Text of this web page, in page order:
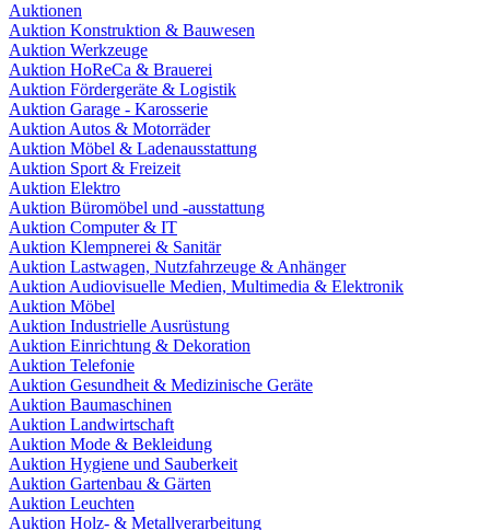
Auktionen
Auktion Konstruktion & Bauwesen
Auktion Werkzeuge
Auktion HoReCa & Brauerei
Auktion Fördergeräte & Logistik
Auktion Garage - Karosserie
Auktion Autos & Motorräder
Auktion Möbel & Ladenausstattung
Auktion Sport & Freizeit
Auktion Elektro
Auktion Büromöbel und -ausstattung
Auktion Computer & IT
Auktion Klempnerei & Sanitär
Auktion Lastwagen, Nutzfahrzeuge & Anhänger
Auktion Audiovisuelle Medien, Multimedia & Elektronik
Auktion Möbel
Auktion Industrielle Ausrüstung
Auktion Einrichtung & Dekoration
Auktion Telefonie
Auktion Gesundheit & Medizinische Geräte
Auktion Baumaschinen
Auktion Landwirtschaft
Auktion Mode & Bekleidung
Auktion Hygiene und Sauberkeit
Auktion Gartenbau & Gärten
Auktion Leuchten
Auktion Holz- & Metallverarbeitung